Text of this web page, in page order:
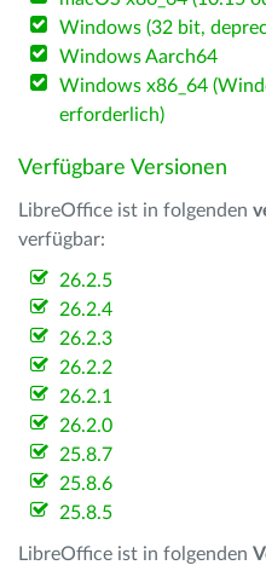
Windows (32 bit,
Windows Aarch64
Windows x86_64
erforderlich)
Verfügbare Versionen
LibreOffice ist in folgenden
verfügbar:
26.2.5
26.2.4
26.2.3
26.2.2
26.2.1
26.2.0
25.8.7
25.8.6
25.8.5
LibreOffice ist in folgenden